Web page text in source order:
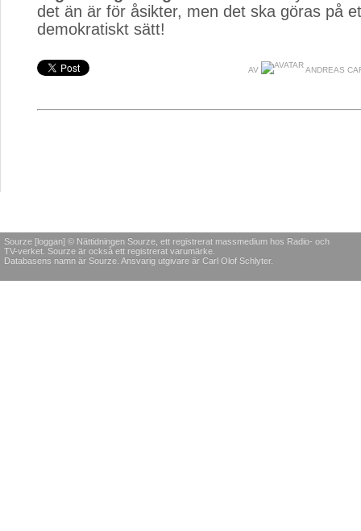
det än är för åsikter, men det ska göras på
demokratiskt sätt!
AV ANDREAS
Sourze [loggan] © Nättidningen Sourze, ett registrerat massmedium hos Radio- och
TV-verket. Sourze är också ett registrerat varumärke.
Databasens namn är Sourze. Ansvarig utgivare är Carl Olof Schlyter.